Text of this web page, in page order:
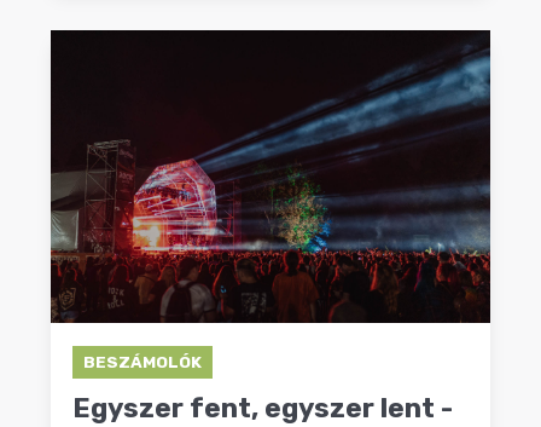
BESZÁMOLÓK
Egyszer fent, egyszer lent -